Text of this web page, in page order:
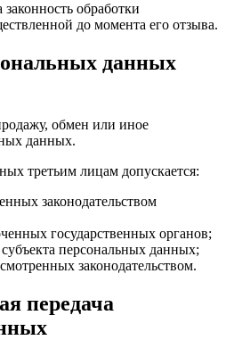
обработки
до момента его отзыва.
данных
обмен или иное
данных.
третьим лицам допускается:
законодательством
государственных органов;
персональных данных;
законодательством.
передача